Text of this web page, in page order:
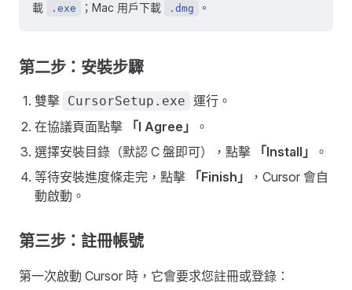
載
.exe ；Mac 用戶下載 .dmg 。
第二步：安裝步驟
雙擊 CursorSetup.exe 運行。
在協議頁面點擊
「I Agree」
。
選擇安裝目錄（默認 C 盤即可），點擊
「Install」
。
等待安裝進度條走完，點擊
「Finish」
，Cursor 會自
動啟動。
第三步：註冊帳號
第一次啟動 Cursor 時，它會要求您註冊或登錄：